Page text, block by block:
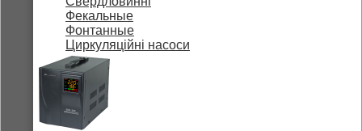
Фекальные
Фонтанные
Циркуляційні насоси